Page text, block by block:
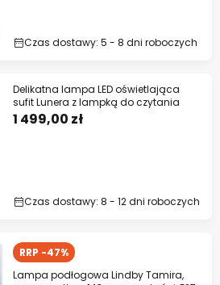
Czas dostawy: 5 - 8 dni roboczych
Delikatna lampa LED oświetlająca
sufit Lunera z lampką do czytania
1 499,00 zł
Czas dostawy: 8 - 12 dni roboczych
RRP -47%
Lampa podłogowa Lindby Tamira,